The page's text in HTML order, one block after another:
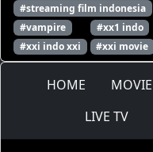
#streaming film indonesia
#vampire
#xx1 indo
#xxi indo xxi
#xxi movie
HOME MOVIE
LIVE TV